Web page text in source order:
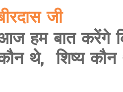
जी
आज हम बात
थे, शिष्य